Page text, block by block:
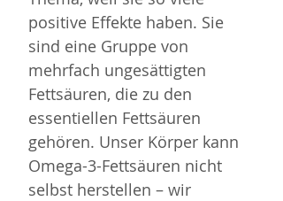
positive Effekte haben. Sie
sind eine Gruppe von
mehrfach ungesättigten
Fettsäuren, die zu den
essentiellen Fettsäuren
gehören. Unser Körper kann
Omega-3-Fettsäuren nicht
selbst herstellen – wir